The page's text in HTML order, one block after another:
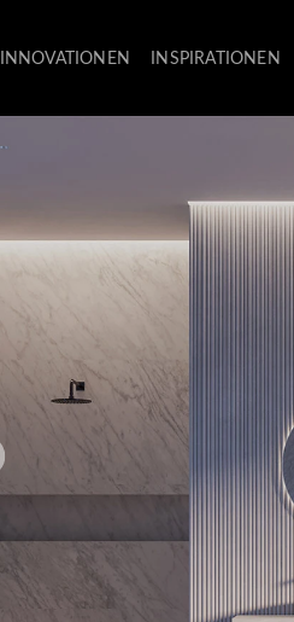
INNOVATIONEN INSPIRATIONEN